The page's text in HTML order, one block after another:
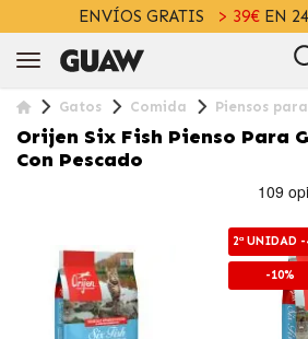
ENVÍOS GRATIS > 39€EN
Gatos Comida Piensos
Orijen Six Fish Pienso Para
Con Pescado
2ª UNIDAD -
-10%